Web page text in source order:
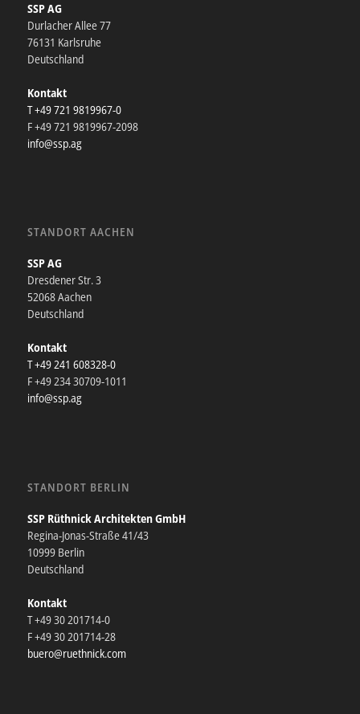
SSP AG
Durlacher Allee 77
76131 Karlsruhe
Deutschland
Kontakt
T +49 721 9819967-0
F +49 721 9819967-2098
info@ssp.ag
STANDORT AACHEN
SSP AG
Dresdener Str. 3
52068 Aachen
Deutschland
Kontakt
T +49 241 608328-0
F +49 234 30709-1011
info@ssp.ag
STANDORT BERLIN
SSP Rüthnick Architekten GmbH
Regina-Jonas-Straße 41/43
10999 Berlin
Deutschland
Kontakt
T +49 30 201714-0
F +49 30 201714-28
buero@ruethnick.com